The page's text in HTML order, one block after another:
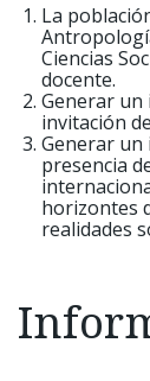
La
Ciencias
docente.
Generar un
invitación
Generar un
presencia
horizontes
realidades